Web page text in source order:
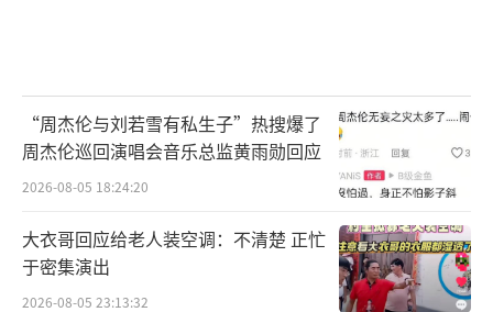
“周杰伦与刘若雪有私生子”热搜爆了
周杰伦巡回演唱会音乐总监黄雨勋回应
2026-08-05 18:24:20
大衣哥回应给老人装空调：不清楚 正忙
于密集演出
2026-08-05 23:13:32